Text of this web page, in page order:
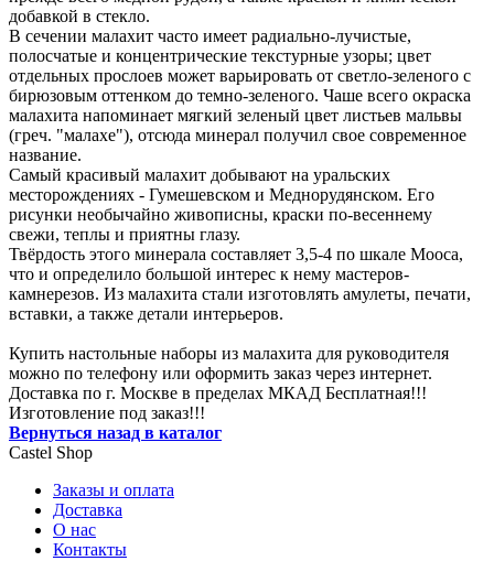
добавкой в стекло.
В сечении малахит часто имеет радиально-лучистые,
полосчатые и концентрические текстурные узоры; цвет
отдельных прослоев может варьировать от светло-зеленого с
бирюзовым оттенком до темно-зеленого. Чаше всего окраска
малахита напоминает мягкий зеленый цвет листьев мальвы
(греч. "малахе"), отсюда минерал получил свое современное
название.
Самый красивый малахит добывают на уральских
месторождениях - Гумешевском и Меднорудянском. Его
рисунки необычайно живописны, краски по-весеннему
свежи, теплы и приятны глазу.
Твёрдость этого минерала составляет 3,5-4 по шкале Мооса,
что и определило большой интерес к нему мастеров-
камнерезов. Из малахита стали изготовлять амулеты, печати,
вставки, а также детали интерьеров.
Купить настольные наборы из малахита для руководителя
можно по телефону или оформить заказ через интернет.
Доставка по г. Москве в пределах МКАД Бесплатная!!!
Изготовление под заказ!!!
Вернуться назад в каталог
Castel Shop
Заказы и оплата
Доставка
О нас
Контакты